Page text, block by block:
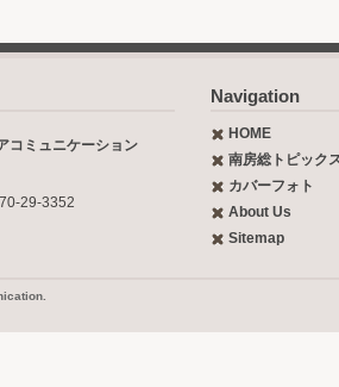
コミュニケーション
29-3352
Navigation
HOME
南房総トピック
カバーフォト
About Us
Sitemap